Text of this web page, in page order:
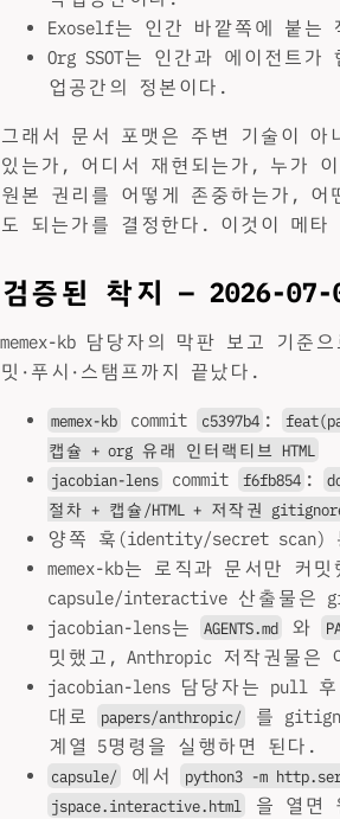
Exoself는 인간 바깥쪽에 붙는
Org SSOT는 인간과 에이전트
업공간의 정본이다.
그래서 문서 포맷은 주변 기술이 아
있는가, 어디서 재현되는가, 누가
원본 권리를 어떻게 존중하는가, 어
도 되는가를 결정한다. 이것이 메타
검증된 착지 — 2026-07-
memex-kb 담당자의 막판 보고 기준
밋·푸시·스탬프까지 끝났다.
memex-kb commit c5397b4 :
캡슐 + org 유래 인터랙티브 HTML
jacobian-lens
commit f6fb854 :
절차 + 캡슐/HTML + 저작권
양쪽 훅(identity/secret scan)
memex-kb는 로직과 문서만 커밋
capsule/interactive 산출물은
jacobian-lens는
AGENTS.md 와
밋했고, Anthropic 저작권물은
jacobian-lens 담당자는 pull 후
대로
papers/anthropic/ 를
계열 5명령을 실행하면 된다.
capsule/ 에서 python3 -m
jspace.interactive.html
을 열면